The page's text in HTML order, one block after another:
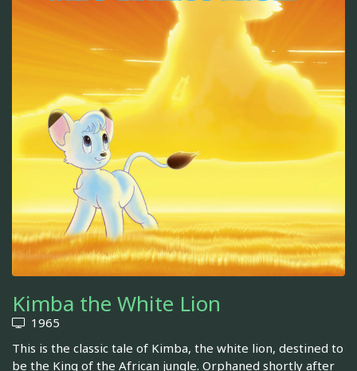
Kimba the White Lion
1965
This is the classic tale of Kimba, the white lion, destined to
be the King of the African jungle. Orphaned shortly after